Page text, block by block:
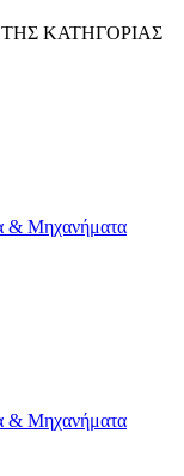
ΚΑΤΗΓΟΡΙΑΣ
& Μηχανήματα
& Μηχανήματα